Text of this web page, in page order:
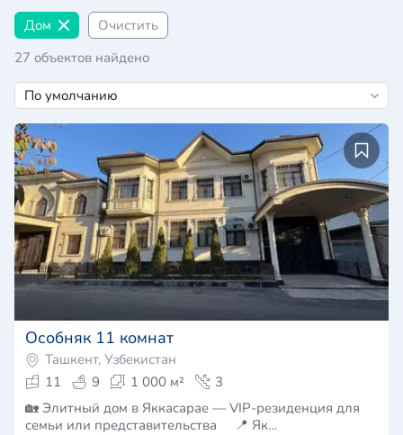
Дом
Очистить
27 объектов найдено
Особняк 11 комнат
Ташкент, Узбекистан
11
9 1 000 м²
3
🏡 Элитный дом в Яккасарае — VIP-резиденция для
семьи или представительства 📍 Як…